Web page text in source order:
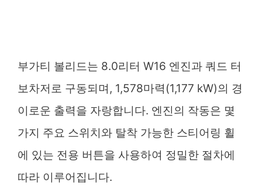
부가티 볼리드는 8.0리터 W16 엔진과 쿼드 터
보차저로 구동되며, 1,578마력(1,177 kW)의 경
이로운 출력을 자랑합니다. 엔진의 작동은 몇
가지 주요 스위치와 탈착 가능한 스티어링 휠
에 있는 전용 버튼을 사용하여 정밀한 절차에
따라 이루어집니다.